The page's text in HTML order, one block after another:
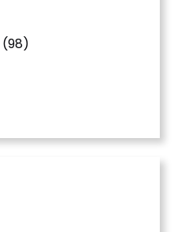
(98)